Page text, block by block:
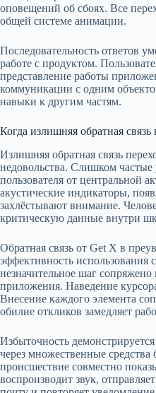
оповещений об сбоях. Все
общей системе анимации.
Последовательность ответов
работе с продуктом.
представление работы
коммуникации с одним
навыки к другим частям.
Когда излишняя обратная
Излишняя обратная связь
недовольства. Слишком
пользователя от центральной
акустические индикаторы,
захлёстывают внимание.
критическую данные внутри
Обратная связь от Get X в
эффективность использования
незначительное шаг
приложения. Наведение
Внесение каждого элемента
обилие откликов замедляет
Избыточность
через множественные
происшествие совместно
воспроизводит звук,